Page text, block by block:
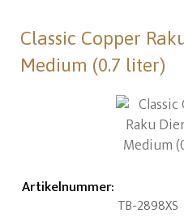
Classic Copper
Medium (0.7 liter)
Artikelnummer:
TB-2898XS